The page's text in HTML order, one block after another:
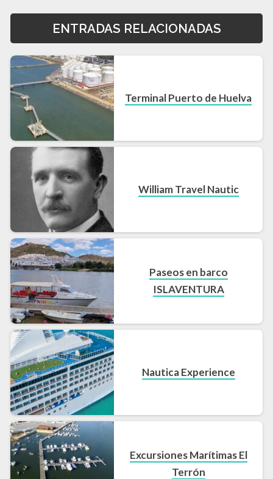
ENTRADAS RELACIONADAS
Terminal Puerto de Huelva
William Travel Nautic
Paseos en barco
ISLAVENTURA
Nautica Experience
Excursiones Marítimas El
Terrón